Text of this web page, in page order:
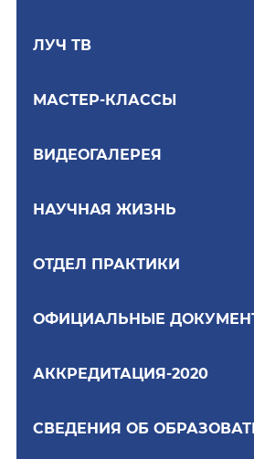
ЛУЧ ТВ
МАСТЕР-КЛАССЫ
ВИДЕОГАЛЕРЕЯ
НАУЧНАЯ ЖИЗНЬ
ОТДЕЛ ПРАКТИКИ
ОФИЦИАЛЬНЫЕ
АККРЕДИТАЦИЯ-2020
СВЕДЕНИЯ ОБ